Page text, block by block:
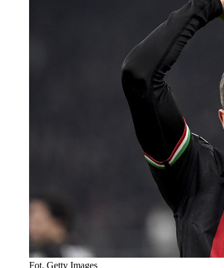
Fot. Getty Images